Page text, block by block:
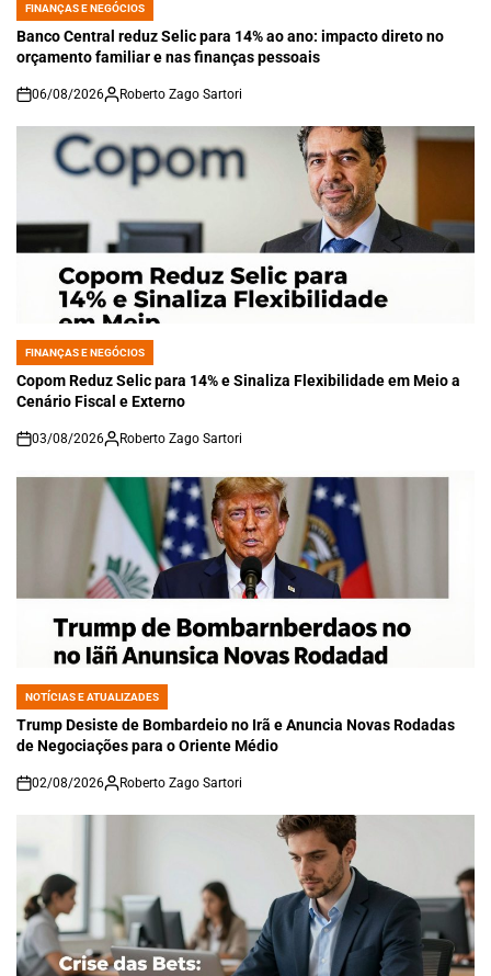
POSTED
IN
FINANÇAS E NEGÓCIOS
Banco Central reduz Selic para 14% ao ano: impacto direto no
orçamento familiar e nas finanças pessoais
on
06/08/2026 Roberto Zago Sartori
POSTED
IN
FINANÇAS E NEGÓCIOS
Copom Reduz Selic para 14% e Sinaliza Flexibilidade em Meio a
Cenário Fiscal e Externo
on
03/08/2026 Roberto Zago Sartori
POSTED
IN
NOTÍCIAS E ATUALIZADES
Trump Desiste de Bombardeio no Irã e Anuncia Novas Rodadas
de Negociações para o Oriente Médio
on
02/08/2026 Roberto Zago Sartori